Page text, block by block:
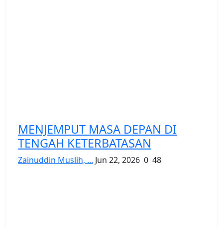
MENJEMPUT MASA DEPAN DI
TENGAH KETERBATASAN
Zainuddin Muslih, ... Jun 22, 2026 0 48